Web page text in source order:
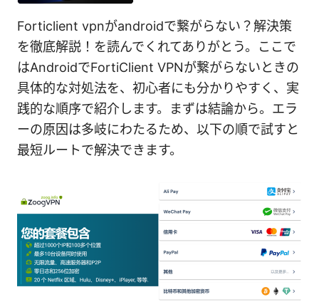
Forticlient vpnがandroidで繋がらない？解決策
を徹底解説！を読んでくれてありがとう。ここで
はAndroidでFortiClient VPNが繋がらないときの
具体的な対処法を、初心者にも分かりやすく、実
践的な順序で紹介します。まずは結論から。エラ
ーの原因は多岐にわたるため、以下の順で試すと
最短ルートで解決できます。